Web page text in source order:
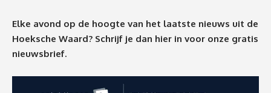
Elke avond op de hoogte van het laatste nieuws uit de
Hoeksche Waard? Schrijf je dan hier in voor onze gratis
nieuwsbrief.